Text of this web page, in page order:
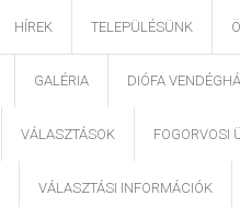
HÍREK TELEPÜLÉSÜNK
GALÉRIA DIÓFA
VÁLASZTÁSOK FOGORVOSI
VÁLASZTÁSI INFORMÁCIÓK